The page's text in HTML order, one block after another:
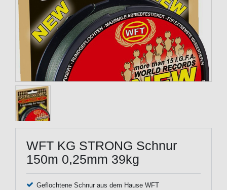
WFT KG STRONG Schnur
150m 0,25mm 39kg
Geflochtene Schnur aus dem Hause WFT